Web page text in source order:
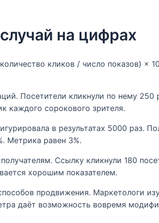
на цифрах
кликов / число показов) ×
Посетители кликнули по нему
каждого сорокового зрителя.
в результатах 5000 раз.
Метрика равен 3%.
Ссылку кликнули 180
хорошим показателем.
продвижения. Маркетологи
даёт возможность вовремя